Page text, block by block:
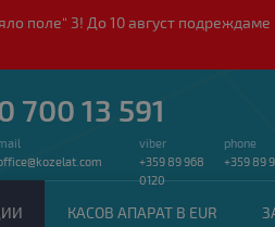
поле“ 3! До 10 август
700 13 591
viber
+359 89 968
0120
phone
+359 89
КАСОВ АПАРАТ В EUR